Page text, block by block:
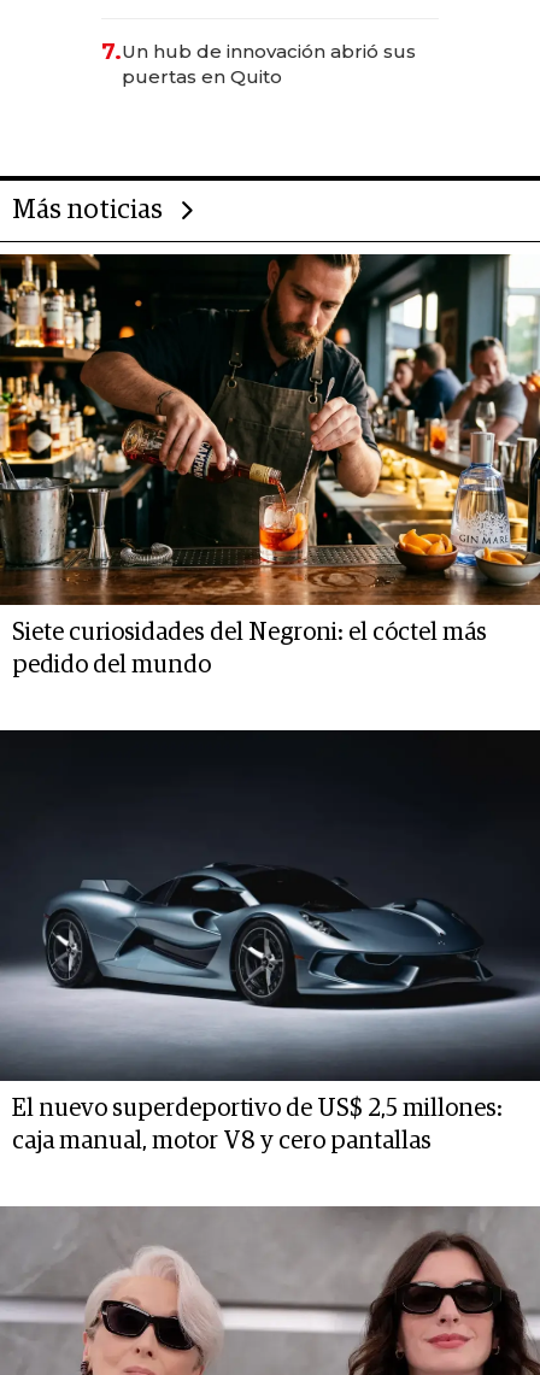
7.Un hub de innovación abrió sus
puertas en Quito
Más noticias
Siete curiosidades del Negroni: el cóctel más
pedido del mundo
El nuevo superdeportivo de US$ 2,5 millones:
caja manual, motor V8 y cero pantallas